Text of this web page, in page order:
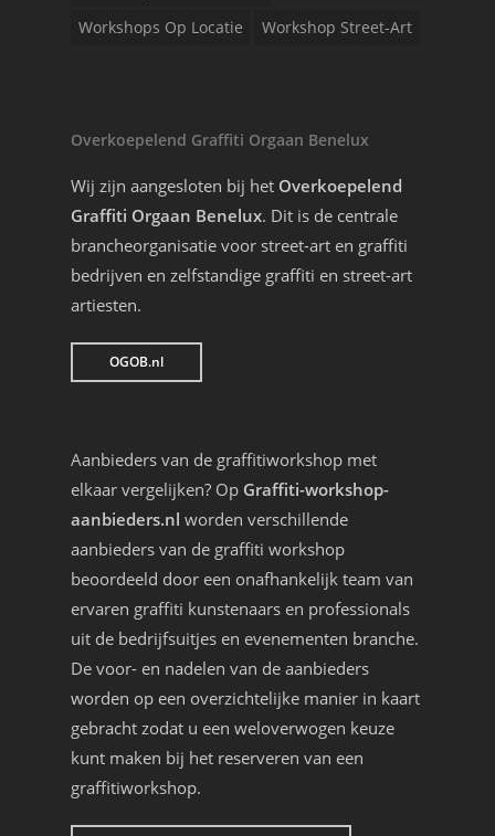
Workshops Op Locatie
Workshop Street-Art
Overkoepelend Graffiti Orgaan Benelux
Wij zijn aangesloten bij het Overkoepelend
Graffiti Orgaan Benelux. Dit is de centrale
brancheorganisatie voor street-art en graffiti
bedrijven en zelfstandige graffiti en street-art
artiesten.
OGOB.nl
Aanbieders van de graffitiworkshop met
elkaar vergelijken? Op Graffiti-workshop-
aanbieders.nl worden verschillende
aanbieders van de graffiti workshop
beoordeeld door een onafhankelijk team van
ervaren graffiti kunstenaars en professionals
uit de bedrijfsuitjes en evenementen branche.
De voor- en nadelen van de aanbieders
worden op een overzichtelijke manier in kaart
gebracht zodat u een weloverwogen keuze
kunt maken bij het reserveren van een
graffitiworkshop.